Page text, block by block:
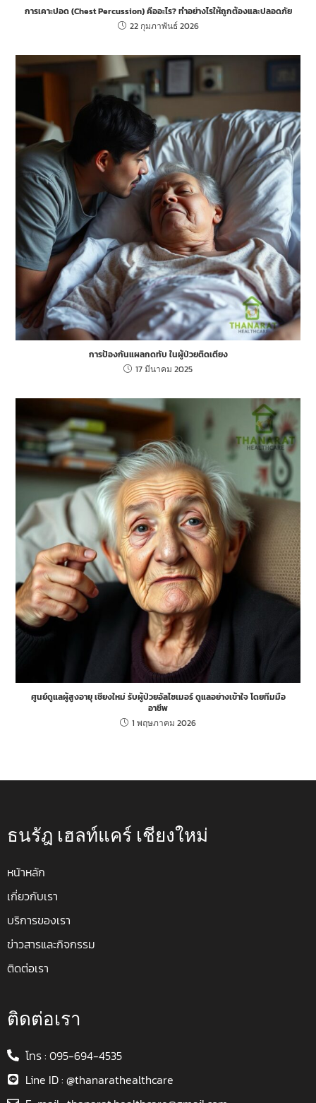
การเคาะปอด (Chest Percussion) คืออะไร? ทำอย่างไรให้ถูกต้องและปลอดภัย
22 กุมภาพันธ์ 2026
การป้องกันแผลกดทับ ในผู้ป่วยติดเตียง
17 มีนาคม 2025
ศูนย์ดูแลผู้สูงอายุ เชียงใหม่ รับผู้ป่วยอัลไซเมอร์ ดูแลอย่างเข้าใจ โดยทีมมือ
อาชีพ
1 พฤษภาคม 2026
ธนรัฎ เฮลท์แคร์ เชียงใหม่
หน้าหลัก
เกี่ยวกับเรา
บริการของเรา
ข่าวสารและกิจกรรม
ติดต่อเรา
ติดต่อเรา
โทร : 095-694-4535
Line ID : @thanarathealthcare